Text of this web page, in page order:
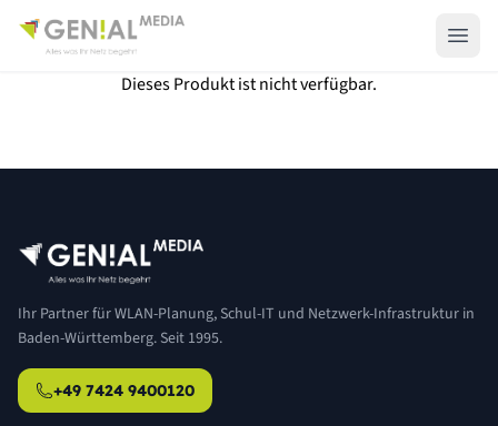
Dieses Produkt ist nicht verfügbar.
Ihr Partner für WLAN-Planung, Schul-IT und Netzwerk-Infrastruktur in
Baden-Württemberg. Seit 1995.
+49 7424 9400120